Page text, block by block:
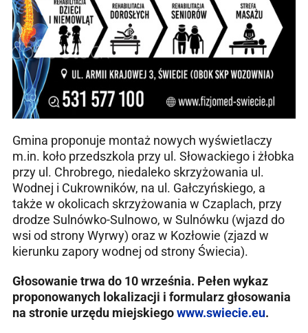
Gmina proponuje montaż nowych wyświetlaczy
m.in. koło przedszkola przy ul. Słowackiego i żłobka
przy ul. Chrobrego, niedaleko skrzyżowania ul.
Wodnej i Cukrowników, na ul. Gałczyńskiego, a
także w okolicach skrzyżowania w Czaplach, przy
drodze Sulnówko-Sulnowo, w Sulnówku (wjazd do
wsi od strony Wyrwy) oraz w Kozłowie (zjazd w
kierunku zapory wodnej od strony Świecia).
Głosowanie trwa do 10 września. Pełen wykaz
proponowanych lokalizacji i formularz głosowania
na stronie urzędu miejskiegowww.swiecie.eu.